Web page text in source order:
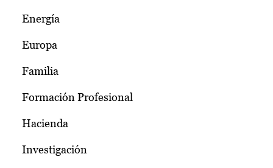
Energía
Europa
Familia
Formación Profesional
Hacienda
Investigación